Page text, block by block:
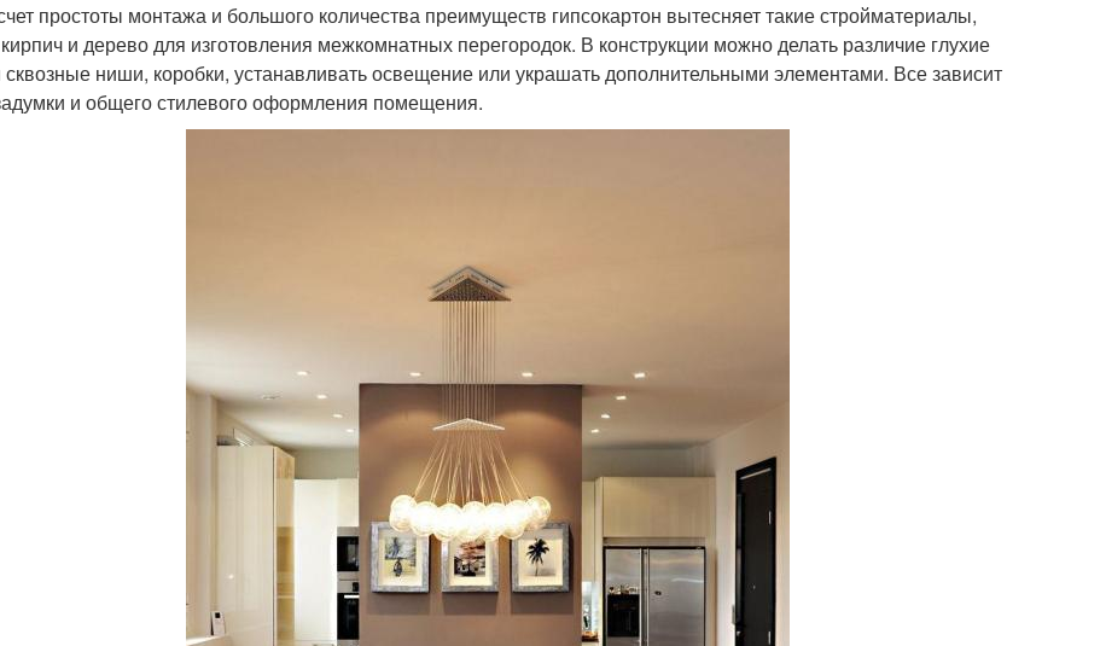
простоты монтажа и большого количества преимуществ гипсокартон вытесняет такие стройматериалы,
кирпич и дерево для изготовления межкомнатных перегородок. В конструкции можно делать различие глухие
сквозные ниши, коробки, устанавливать освещение или украшать дополнительными элементами. Все зависит
и общего стилевого оформления помещения.